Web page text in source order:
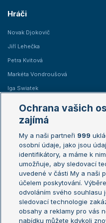
Hráči
Novak Djokovič
Jiří Lehečka
Petra Kvitová
Markéta Vondroušová
Iga Swiatek
Žebříčky
Žebříček ATP (muži)
Žebříček WTA (ženy)
Sázkařský žebříček
Aktualní trendy
Ochrana vašich
zajímá
My a naši partneři 999
osobní údaje, jako jsou
identifikátory, a máme k
umožňuje, aby sledovací
uvedené v části My a naši
účelem poskytování.
odvoláním svého souhlasu
sledovací technologie
obsahy a reklamy pro vás
nabídku můžete kdykoli